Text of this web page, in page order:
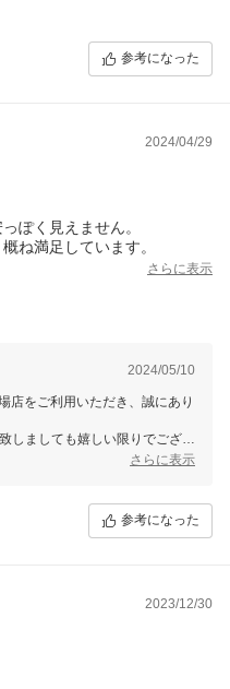
しましたが、値段だけの良
参考になった
2024/04/29
ぽく見えません。
ね満足しています。
さらに表示
2024/05/10
店をご利用いただき、誠にあり
しましても嬉しい限りでござい
さらに表示
参考になった
2023/12/30